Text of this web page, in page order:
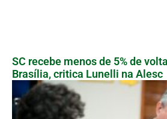
SC recebe menos de 5% de
Brasília, critica Lunelli na Alesc